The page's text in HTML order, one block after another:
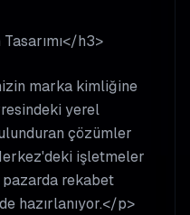
h3>
marka kimliğine
yerel
çözümler
işletmeler
rekabet
hazırlanıyor.</p>